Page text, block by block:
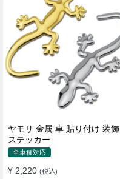
ヤモリ 金属 車 貼り付け 装飾
ステッカー
全車種対応
¥ 2,220 (税込)